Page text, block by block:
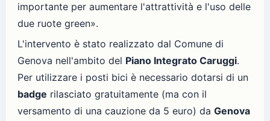
importante per aumentare l'attrattività e l'uso delle
due ruote green».
L'intervento è stato realizzato dal Comune di
Genova nell'ambito del Piano Integrato Caruggi.
Per utilizzare i posti bici è necessario dotarsi di un
badge rilasciato gratuitamente (ma con il
versamento di una cauzione da 5 euro) da Genova